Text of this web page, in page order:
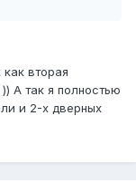
вторая
А так я полностью
и 2-х дверных